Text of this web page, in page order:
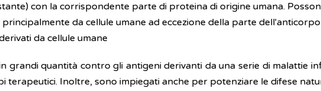
con la corrispondente parte di proteina di origine umana.
da cellule umane ad eccezione della parte
da cellule umane
grandi quantità contro gli antigeni derivanti da una serie di malattie
terapeutici. Inoltre, sono impiegati anche per potenziare le difese